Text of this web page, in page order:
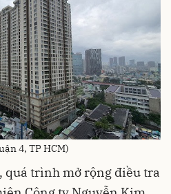
4, TP HCM)
quá trình mở rộng điều tra